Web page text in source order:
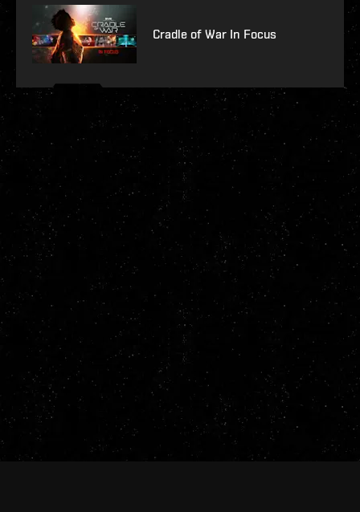
Cradle of War In Focus